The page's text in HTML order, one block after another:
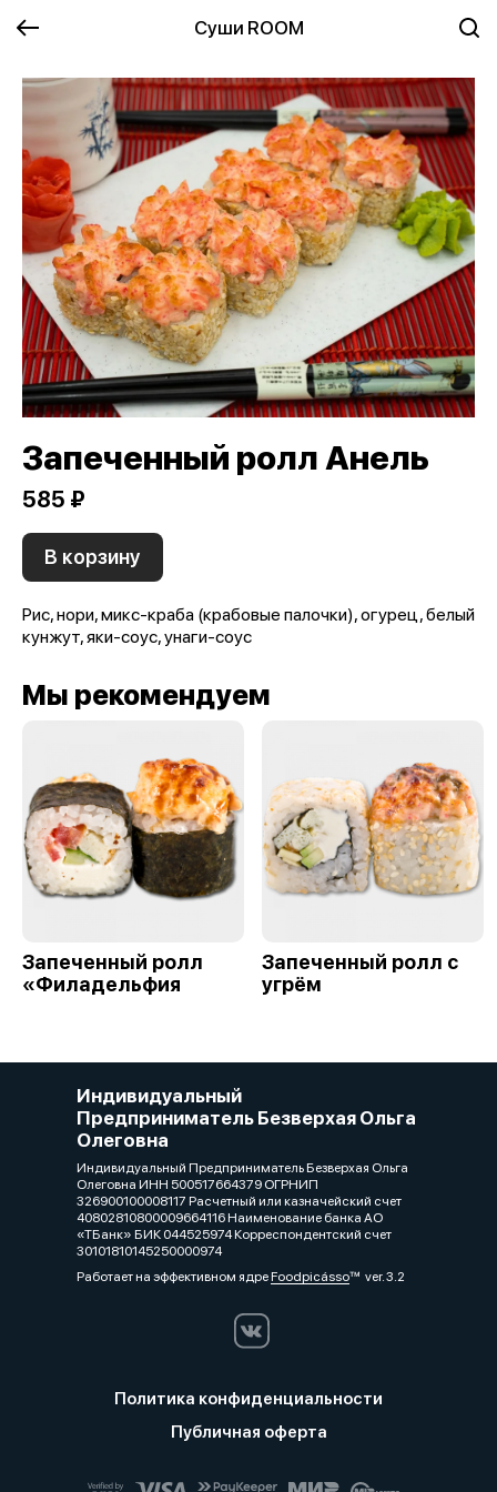
Суши ROOM
Запеченный ролл Анель
585 ₽
В корзину
Рис, нори, микс-краба (крабовые палочки), огурец, белый
кунжут, яки-соус, унаги-соус
Мы рекомендуем
Запеченный ролл
«Филадельфия
Запеченный ролл с
угрём
Индивидуальный
Предприниматель Безверхая Ольга
Олеговна
Индивидуальный Предприниматель Безверхая Ольга
Олеговна ИНН 500517664379 ОГРНИП
326900100008117 Расчетный или казначейский счет
40802810800009664116 Наименование банка АО
«ТБанк» БИК 044525974 Корреспондентский счет
30101810145250000974
Работает на эффективном ядреFoodpicássover. 3.2
Политика конфиденциальности
Публичная оферта